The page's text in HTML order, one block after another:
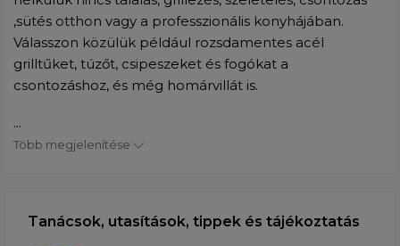
,sütés otthon vagy a professzionális konyhájában.
Válasszon közülük például rozsdamentes acél
grilltűket, túzőt, csipeszeket és fogókat a
csontozáshoz, és még homárvillát is.
...
Több megjelenítése
Tanácsok, utasítások, tippek és tájékoztatás